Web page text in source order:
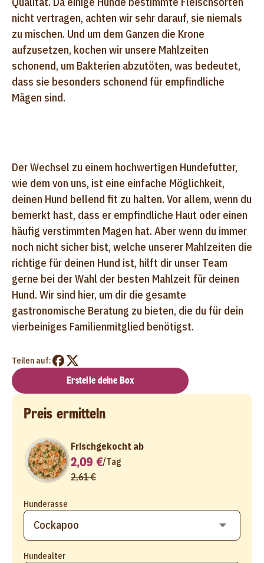
nicht vertragen, achten wir sehr darauf, sie niemals
zu mischen. Und um dem Ganzen die Krone
aufzusetzen, kochen wir unsere Mahlzeiten
schonend, um Bakterien abzutöten, was bedeutet,
dass sie besonders schonend für empfindliche
Mägen sind.
Der Wechsel zu einem hochwertigen Hundefutter,
wie dem von uns, ist eine einfache Möglichkeit,
deinen Hund bellend fit zu halten. Vor allem, wenn du
bemerkt hast, dass er empfindliche Haut oder einen
häufig verstimmten Magen hat. Aber wenn du immer
noch nicht sicher bist, welche unserer Mahlzeiten die
richtige für deinen Hund ist, hilft dir unser Team
gerne bei der Wahl der besten Mahlzeit für deinen
Hund. Wir sind hier, um dir die gesamte
gastronomische Beratung zu bieten, die du für dein
vierbeiniges Familienmitglied benötigst.
Teilen auf:
Erstelle deine Box
Preis ermitteln
Hunderasse
Hundealter
Frischgekocht ab
2,09 €/Tag
2,61 €